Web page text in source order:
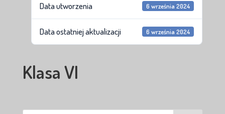
Data utworzenia 6 września 2024
Data ostatniej aktualizacji 6 września 2024
Klasa VI